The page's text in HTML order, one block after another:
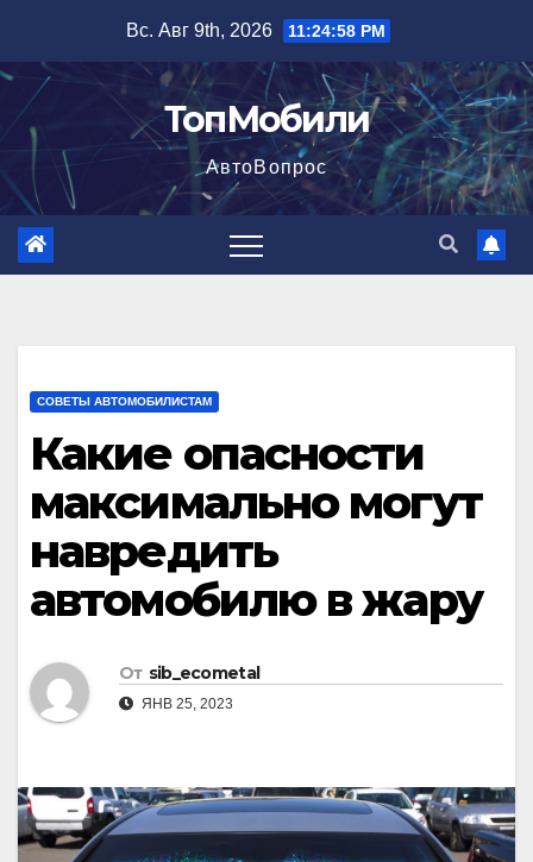
содержимому
Вс. Авг 9th, 2026 11:24:59 PM
ТопМобили
АвтоВопрос
СОВЕТЫ АВТОМОБИЛИСТАМ
Какие опасности
максимально могут
навредить
автомобилю в жару
От sib_ecometal
ЯНВ 25, 2023